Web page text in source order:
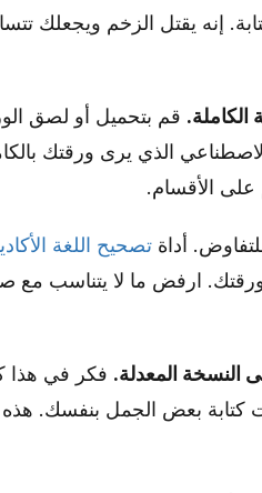
إنه يقتل الزخم ويجعلك
قم بتحميل أو لصق
الذي يرى ورقتك
على الأقسام.
أداة تصحيح اللغة
ارفض ما لا يتناسب مع
فكر في هذا
بعض الجمل بنفسك. هذه